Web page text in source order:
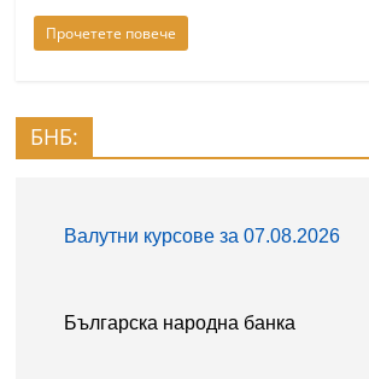
Прочетете повече
БНБ: